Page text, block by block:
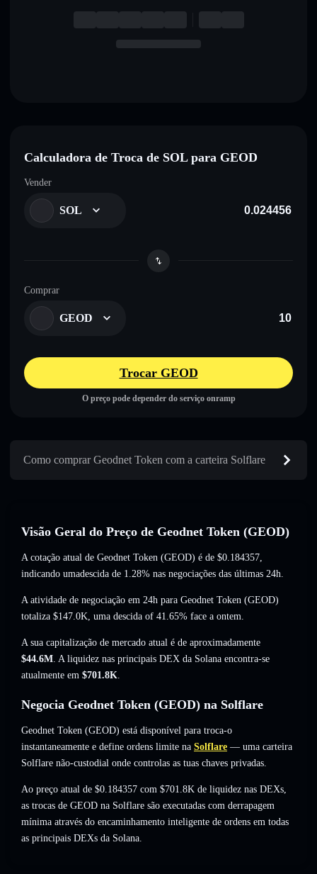
Calculadora de Troca de SOL para GEOD
Vender
SOL
Comprar
GEOD
Trocar GEOD
O preço pode depender do serviço onramp
Como comprar Geodnet Token com a carteira Solflare
Visão Geral do Preço de Geodnet Token (GEOD)
A cotação atual de Geodnet Token (GEOD) é de $0.184357,
indicando umadescida de 1.28% nas negociações das últimas 24h.
A atividade de negociação em 24h para Geodnet Token (GEOD)
totaliza $147.0K, uma descida of 41.65% face a ontem.
A sua capitalização de mercado atual é de aproximadamente
$44.6M. A liquidez nas principais DEX da Solana encontra-se
atualmente em $701.8K.
Negocia Geodnet Token (GEOD) na Solflare
Geodnet Token (GEOD) está disponível para troca-o
instantaneamente e define ordens limite na Solflare — uma carteira
Solflare não-custodial onde controlas as tuas chaves privadas.
Ao preço atual de $0.184357 com $701.8K de liquidez nas DEXs,
as trocas de GEOD na Solflare são executadas com derrapagem
mínima através do encaminhamento inteligente de ordens em todas
as principais DEXs da Solana.